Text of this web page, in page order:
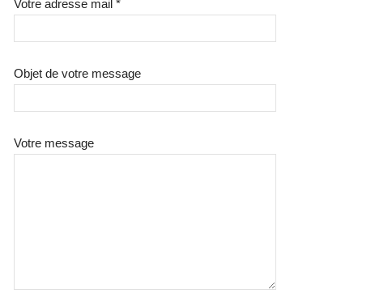
Votre adresse mail *
Objet de votre message
Votre message